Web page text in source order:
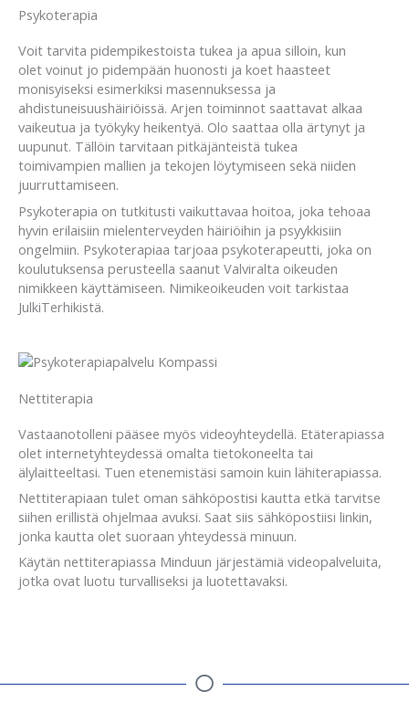
Psykoterapia
Voit tarvita pidempikestoista tukea ja apua silloin, kun
olet voinut jo pidempään huonosti ja koet haasteet
monisyiseksi esimerkiksi masennuksessa ja
ahdistuneisuushäiriöissä. Arjen toiminnot saattavat alkaa
vaikeutua ja työkyky heikentyä. Olo saattaa olla ärtynyt ja
uupunut. Tällöin tarvitaan pitkäjänteistä tukea
toimivampien mallien ja tekojen löytymiseen sekä niiden
juurruttamiseen.
Psykoterapia on tutkitusti vaikuttavaa hoitoa, joka tehoaa
hyvin erilaisiin mielenterveyden häiriöihin ja psyykkisiin
ongelmiin. Psykoterapiaa tarjoaa psykoterapeutti, joka on
koulutuksensa perusteella saanut Valviralta oikeuden
nimikkeen käyttämiseen. Nimikeoikeuden voit tarkistaa
JulkiTerhikistä.
Nettiterapia
Vastaanotolleni pääsee myös videoyhteydellä. Etäterapiassa
olet internetyhteydessä omalta tietokoneelta tai
älylaitteeltasi. Tuen etenemistäsi samoin kuin lähiterapiassa.
Nettiterapiaan tulet oman sähköpostisi kautta etkä tarvitse
siihen erillistä ohjelmaa avuksi. Saat siis sähköpostiisi linkin,
jonka kautta olet suoraan yhteydessä minuun.
Käytän nettiterapiassa Minduun järjestämiä videopalveluita,
jotka ovat luotu turvalliseksi ja luotettavaksi.